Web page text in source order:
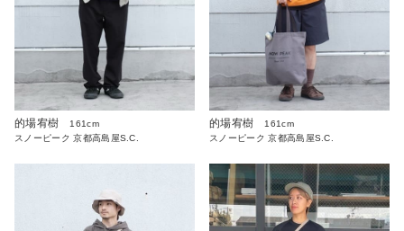
的場宥樹
161cm
スノーピーク 京都高島屋S.C.
的場宥樹
161cm
スノーピーク 京都高島屋S.C.